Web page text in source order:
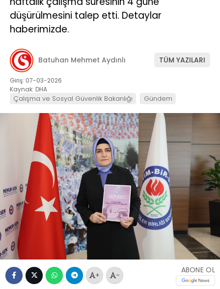
düşürülmesini talep etti. Detaylar
haberimizde.
Batuhan Mehmet Aydınlı TÜM YAZILARI
Giriş: 07-03-2026
Kaynak: DHA
Çalışma ve Sosyal Güvenlik Bakanlığı Gündem
+ -
ABONE OL